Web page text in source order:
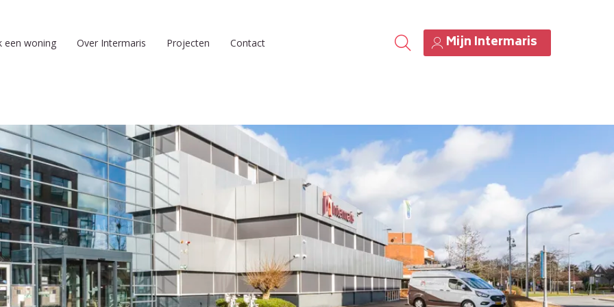
een woning Over Intermaris Projecten Contact Mijn Intermaris